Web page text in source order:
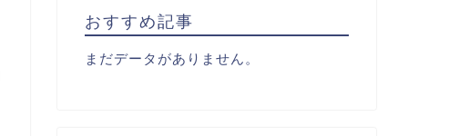
おすすめ記事
まだデータがありません。